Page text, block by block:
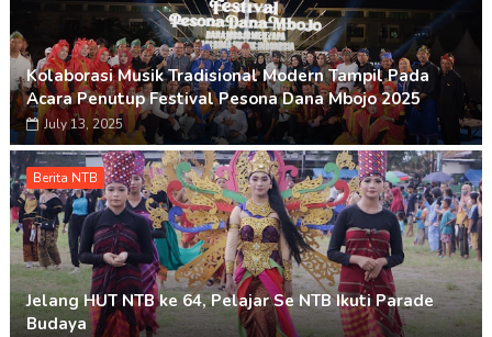
Kolaborasi Musik Tradisional Modern Tampil Pada
Acara Penutup Festival Pesona Dana Mbojo 2025
July 13, 2025
Berita NTB
Jelang HUT NTB ke 64, Pelajar Se NTB Ikuti Parade
Budaya